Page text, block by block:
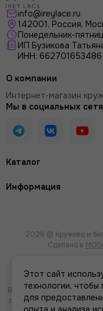
info@ireylace.ru
142001, Россия,
Понедельник-
ИП Бузикова
ИНН: 662701653486
Каталог
Информация
О компании
Интернет-магазин
Мы в социальных
2026 © Кружево и
Сделано в
Вся представленная на
стоимости товаров и
Этот сайт
технологии,
для